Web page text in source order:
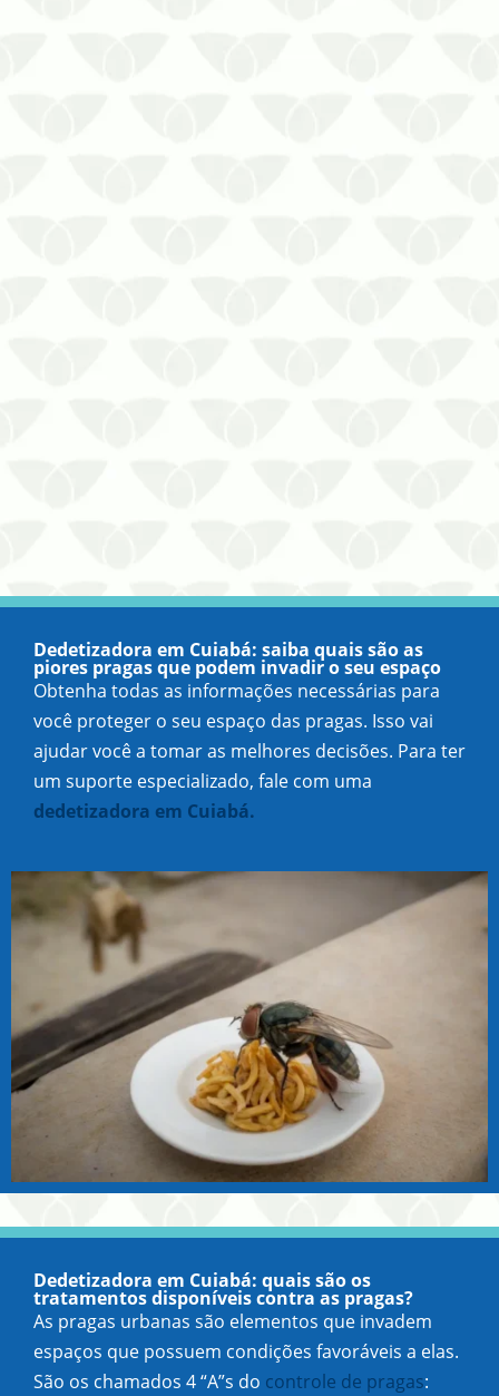
Dedetizadora em Cuiabá: saiba quais são as
piores pragas que podem invadir o seu espaço
Obtenha todas as informações necessárias para
você proteger o seu espaço das pragas. Isso vai
ajudar você a tomar as melhores decisões. Para ter
um suporte especializado, fale com uma
dedetizadora em Cuiabá.
Dedetizadora em Cuiabá: quais são os
tratamentos disponíveis contra as pragas?
As pragas urbanas são elementos que invadem
espaços que possuem condições favoráveis a elas.
São os chamados 4 “A”s do controle de pragas: